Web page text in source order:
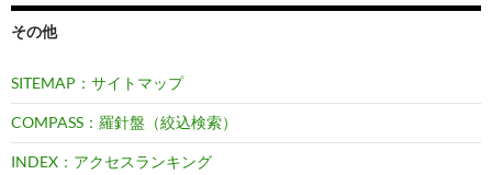
その他
SITEMAP：サイトマップ
COMPASS：羅針盤（絞込検索）
INDEX：アクセスランキング